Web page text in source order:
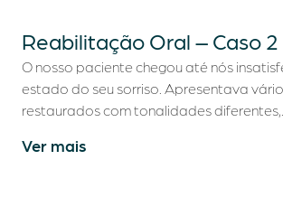
Reabilitação Oral – Caso 2
O nosso paciente chegou até nós
estado do seu sorriso. Apresentava
restaurados com tonalidades diferentes,…
Ver mais